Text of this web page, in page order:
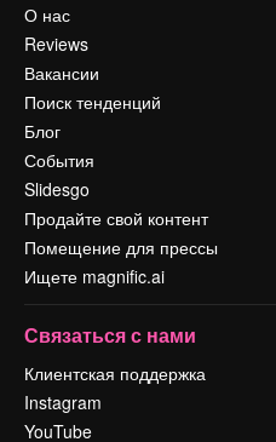
О нас
Reviews
Вакансии
Поиск тенденций
Блог
События
Slidesgo
Продайте свой контент
Помещение для прессы
Ищете magnific.ai
Связаться с нами
Клиентская поддержка
Instagram
YouTube